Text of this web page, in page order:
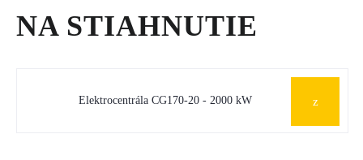
NA STIAHNUTIE
Elektrocentrála CG170-20 - 2000 kW